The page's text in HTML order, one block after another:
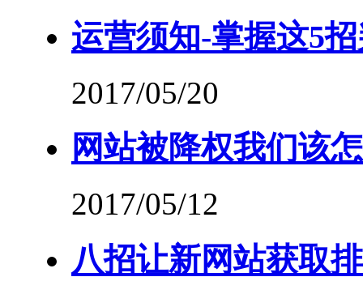
运营须知-掌握这5
2017/05/20
网站被降权我们该
2017/05/12
八招让新网站获取